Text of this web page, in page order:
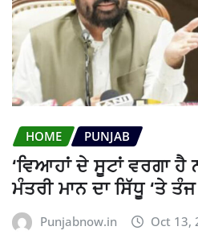
HOME PUNJAB
‘ਵਿਆਹਾਂ ਦੇ ਸੂਟਾਂ ਵਰਗਾ
ਮੰਤਰੀ ਮਾਨ ਦਾ ਸਿੱਧੂ ‘ਤੇ ਤੰਜ
Punjabnow.in Oct 13,